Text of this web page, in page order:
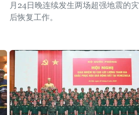
月24日晚连续发生两场超强地震的灾
后恢复工作。